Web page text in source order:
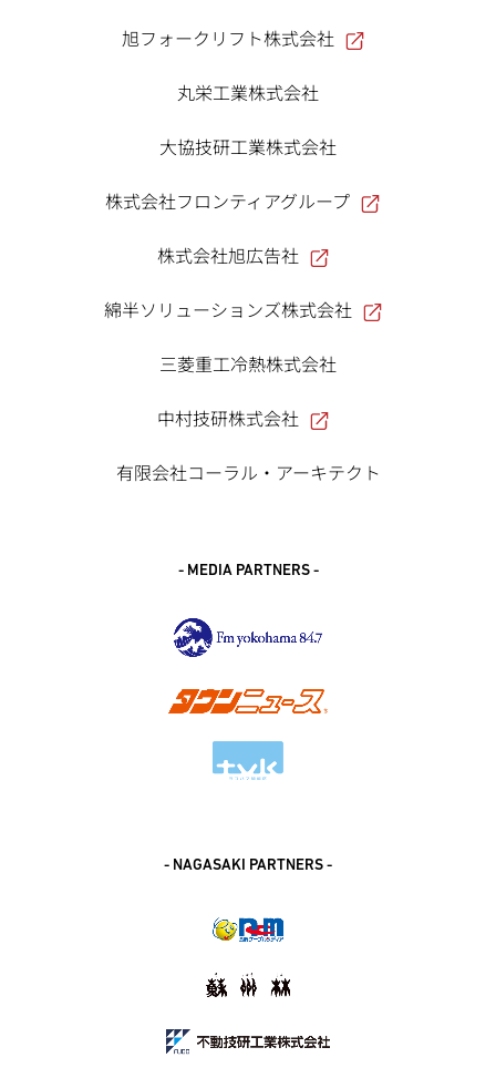
旭フォークリフト株式会社
丸栄工業株式会社
大協技研工業株式会社
株式会社フロンティアグループ
株式会社旭広告社
綿半ソリューションズ株式会社
三菱重工冷熱株式会社
中村技研株式会社
有限会社コーラル・アーキテクト
- MEDIA PARTNERS -
- NAGASAKI PARTNERS -